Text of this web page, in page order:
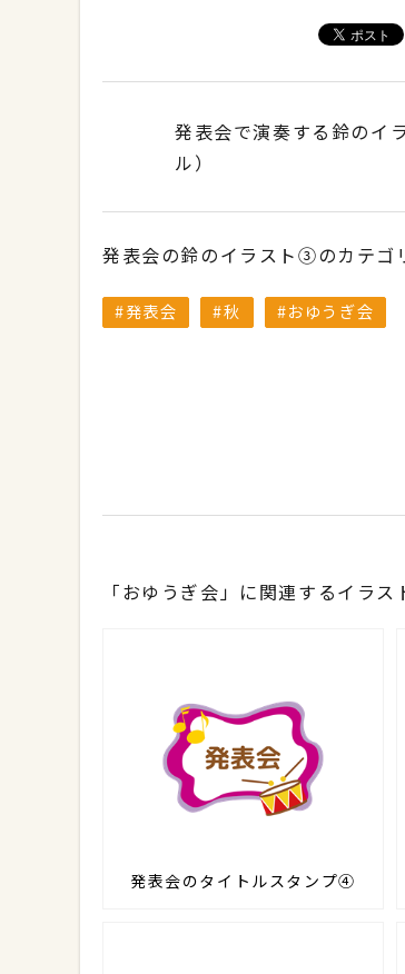
発表会で演奏する鈴のイ
ル）
発表会の鈴のイラスト③のカテゴ
発表会 秋 おゆうぎ会
「おゆうぎ会」に関連するイラス
発表会のタイトルスタンプ④